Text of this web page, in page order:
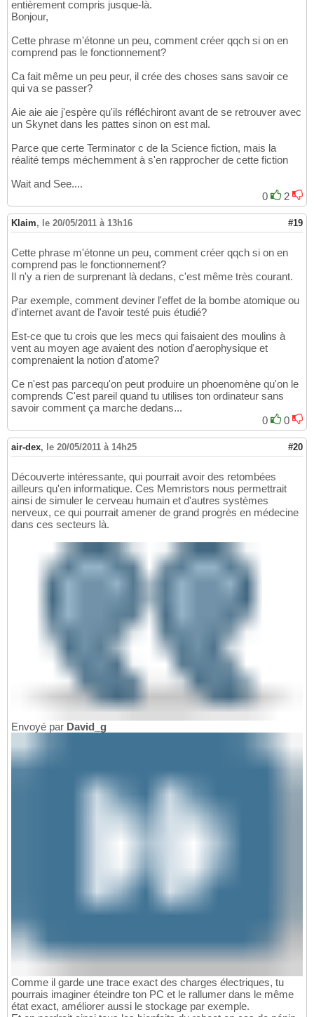
entièrement compris jusque-là.
Bonjour,
Cette phrase m'étonne un peu, comment créer qqch si on en
comprend pas le fonctionnement?
Ca fait même un peu peur, il crée des choses sans savoir ce
qui va se passer?
Aie aie aie j'espère qu'ils réfléchiront avant de se retrouver avec
un Skynet dans les pattes sinon on est mal.
Parce que certe Terminator c de la Science fiction, mais la
réalité temps méchemment à s'en rapprocher de cette fiction
Wait and See....
0
2
Klaim, le 20/05/2011 à 13h16 #19
Cette phrase m'étonne un peu, comment créer qqch si on en
comprend pas le fonctionnement?
Il n'y a rien de surprenant là dedans, c'est même très courant.
Par exemple, comment deviner l'effet de la bombe atomique ou
d'internet avant de l'avoir testé puis étudié?
Est-ce que tu crois que les mecs qui faisaient des moulins à
vent au moyen age avaient des notion d'aerophysique et
comprenaient la notion d'atome?
Ce n'est pas parcequ'on peut produire un phoenomène qu'on le
comprends C'est pareil quand tu utilises ton ordinateur sans
savoir comment ça marche dedans...
0
0
air-dex, le 20/05/2011 à 14h25 #20
Découverte intéressante, qui pourrait avoir des retombées
ailleurs qu'en informatique. Ces Memristors nous permettrait
ainsi de simuler le cerveau humain et d'autres systèmes
nerveux, ce qui pourrait amener de grand progrès en médecine
dans ces secteurs là.
Envoyé par David_g
Comme il garde une trace exact des charges électriques, tu
pourrais imaginer éteindre ton PC et le rallumer dans le même
état exact, améliorer aussi le stockage par exemple.